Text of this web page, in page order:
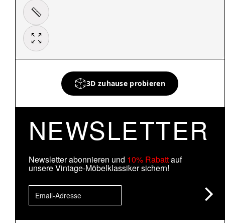
3D zuhause probieren
NEWSLETTER
Newsletter abonnieren und 10% Rabattauf
unsere Vintage-Möbelklassiker sichern!